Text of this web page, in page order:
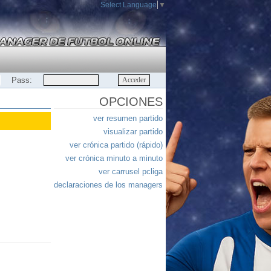
Select Language ▼
Pass:
OPCIONES
ver resumen partido
visualizar partido
ver crónica partido (rápido)
ver crónica minuto a minuto
ver carrusel pcliga
declaraciones de los managers